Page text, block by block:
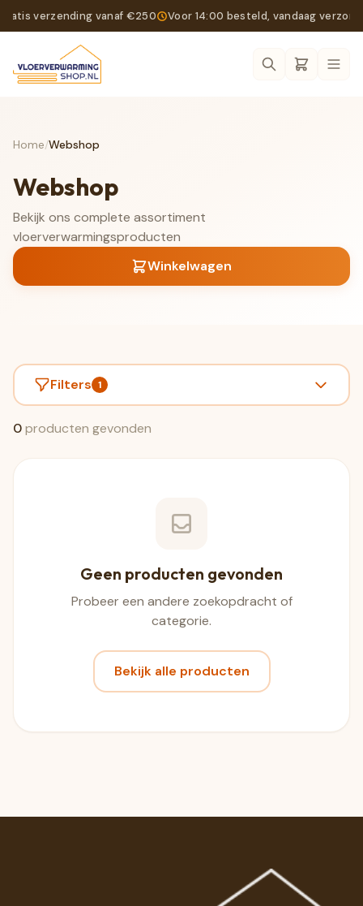
verzending vanaf €250 Voor 14:00 besteld, vandaag
Home/Webshop
Webshop
Bekijk ons complete assortiment
vloerverwarmingsproducten
Winkelwagen
Filters 1
0producten gevonden
Geen producten gevonden
Probeer een andere zoekopdracht of
categorie.
Bekijk alle producten